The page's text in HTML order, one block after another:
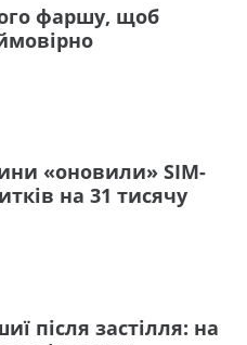
фаршу, щоб
«оновили» SIM-
на 31 тисячу
після застілля: на